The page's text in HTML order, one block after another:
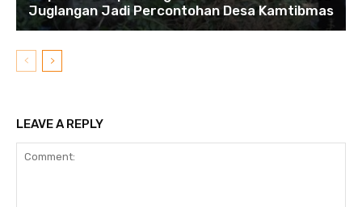
Juglangan Jadi Percontohan Desa Kamtibmas
LEAVE A REPLY